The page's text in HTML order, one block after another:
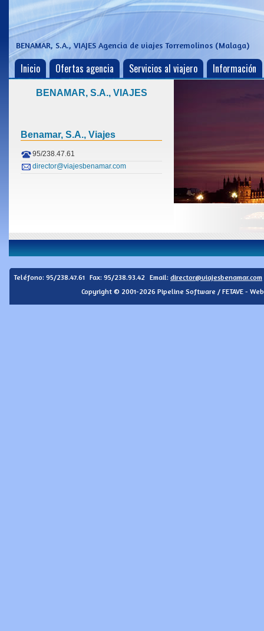
BENAMAR, S.A., VIAJES Agencia de viajes Torremolinos (Malaga)
Inicio Ofertas agencia Servicios al viajero Información
BENAMAR, S.A., VIAJES
Benamar, S.a., Viajes
95/238.47.61
director@viajesbenamar.com
Teléfono: 95/238.47.61 Fax: 95/238.93.42 Email: director@viajesbenamar.com
Copyright © 2001-2026 Pipeline Software / FETAVE -